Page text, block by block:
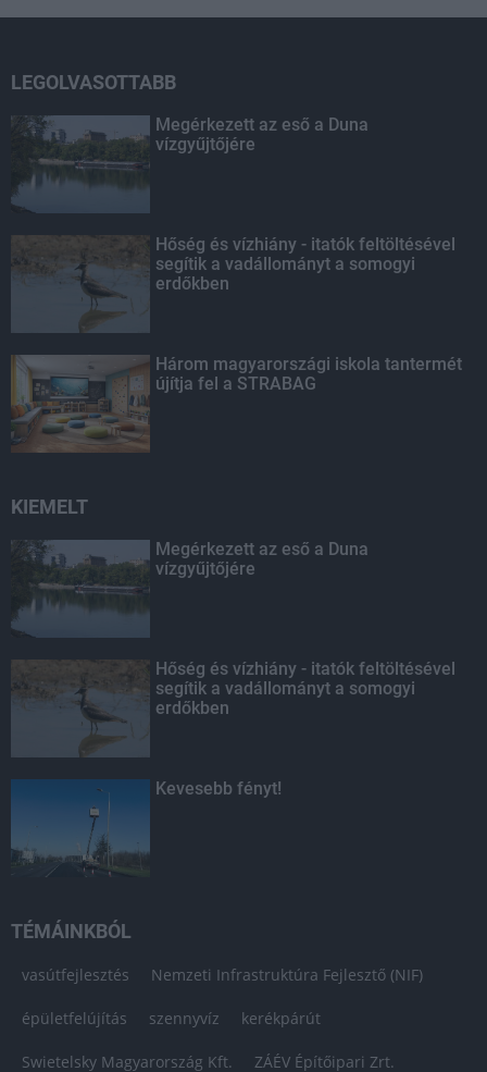
LEGOLVASOTTABB
Megérkezett az eső a Duna
vízgyűjtőjére
Hőség és vízhiány - itatók feltöltésével
segítik a vadállományt a somogyi
erdőkben
Három magyarországi iskola tantermét
újítja fel a STRABAG
KIEMELT
Megérkezett az eső a Duna
vízgyűjtőjére
Hőség és vízhiány - itatók feltöltésével
segítik a vadállományt a somogyi
erdőkben
Kevesebb fényt!
TÉMÁINKBÓL
vasútfejlesztés Nemzeti Infrastruktúra Fejlesztő (NIF)
épületfelújítás szennyvíz kerékpárút
Swietelsky Magyarország Kft. ZÁÉV Építőipari Zrt.